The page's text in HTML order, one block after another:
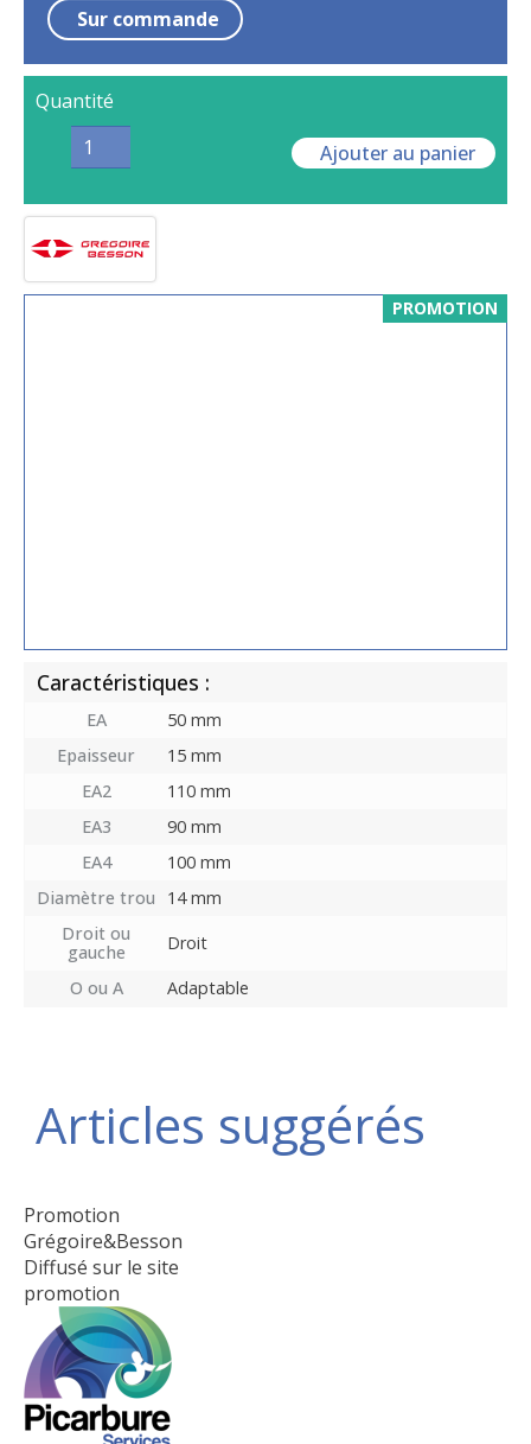
PROMOTION
Caractéristiques :
EA
50 mm
Epaisseur
15 mm
EA2
110 mm
EA3
90 mm
EA4
100 mm
Diamètre trou
14 mm
Droit ou
gauche
Droit
O ou A
Adaptable
Sur commande
Quantité
Ajouter au panier
Articles suggérés
Promotion
Grégoire&Besson
Diffusé sur le site
promotion